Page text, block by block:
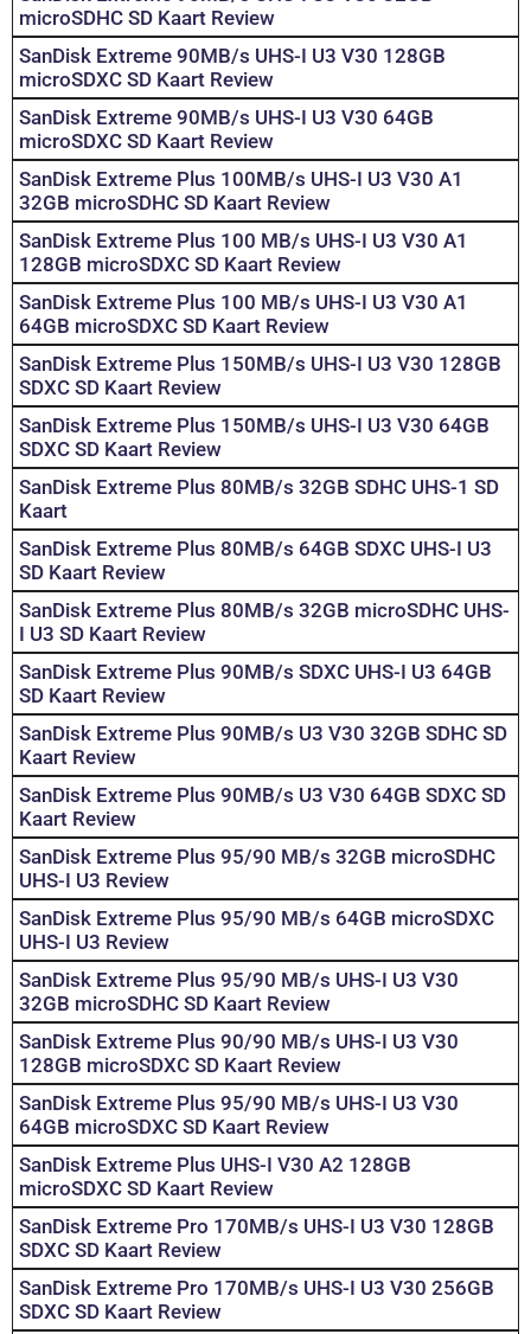
microSDHC SD Kaart Review
SanDisk Extreme 90MB/s UHS-I U3 V30 128GB
microSDXC SD Kaart Review
SanDisk Extreme 90MB/s UHS-I U3 V30 64GB
microSDXC SD Kaart Review
SanDisk Extreme Plus 100MB/s UHS-I U3 V30 A1
32GB microSDHC SD Kaart Review
SanDisk Extreme Plus 100 MB/s UHS-I U3 V30 A1
128GB microSDXC SD Kaart Review
SanDisk Extreme Plus 100 MB/s UHS-I U3 V30 A1
64GB microSDXC SD Kaart Review
SanDisk Extreme Plus 150MB/s UHS-I U3 V30 128GB
SDXC SD Kaart Review
SanDisk Extreme Plus 150MB/s UHS-I U3 V30 64GB
SDXC SD Kaart Review
SanDisk Extreme Plus 80MB/s 32GB SDHC UHS-1 SD
Kaart
SanDisk Extreme Plus 80MB/s 64GB SDXC UHS-I U3
SD Kaart Review
SanDisk Extreme Plus 80MB/s 32GB microSDHC UHS-
I U3 SD Kaart Review
SanDisk Extreme Plus 90MB/s SDXC UHS-I U3 64GB
SD Kaart Review
SanDisk Extreme Plus 90MB/s U3 V30 32GB SDHC SD
Kaart Review
SanDisk Extreme Plus 90MB/s U3 V30 64GB SDXC SD
Kaart Review
SanDisk Extreme Plus 95/90 MB/s 32GB microSDHC
UHS-I U3 Review
SanDisk Extreme Plus 95/90 MB/s 64GB microSDXC
UHS-I U3 Review
SanDisk Extreme Plus 95/90 MB/s UHS-I U3 V30
32GB microSDHC SD Kaart Review
SanDisk Extreme Plus 90/90 MB/s UHS-I U3 V30
128GB microSDXC SD Kaart Review
SanDisk Extreme Plus 95/90 MB/s UHS-I U3 V30
64GB microSDXC SD Kaart Review
SanDisk Extreme Plus UHS-I V30 A2 128GB
microSDXC SD Kaart Review
SanDisk Extreme Pro 170MB/s UHS-I U3 V30 128GB
SDXC SD Kaart Review
SanDisk Extreme Pro 170MB/s UHS-I U3 V30 256GB
SDXC SD Kaart Review